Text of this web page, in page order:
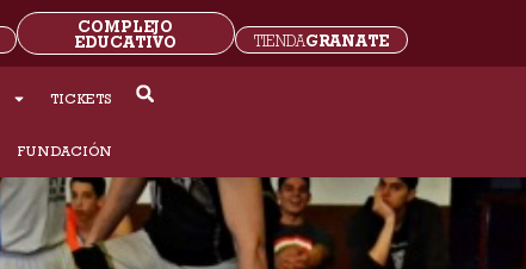
TIENDAGRANATE
COMPLEJO
EDUCATIVO
TICKETS
FUNDACIÓN